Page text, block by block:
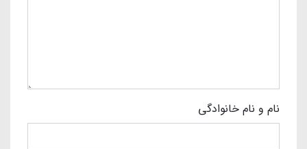
نام و نام خانوادگی